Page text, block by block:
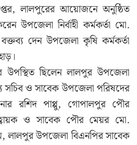
লালপুরের আয়োজনে অনুষ্ঠিত
উপজেলা নির্বাহী কর্মকর্তা মো.
দেন উপজেলা কৃষি কর্মকর্তা
উপস্থিত ছিলেন লালপুর উপজেলা
সচিব ও সাবেক উপজেলা পরিষদের
রশিদ পাপ্পু, গোপালপুর পৌর
ও সাবেক পৌর মেয়র মো.
উপজেলা বিএনপির সাবেক